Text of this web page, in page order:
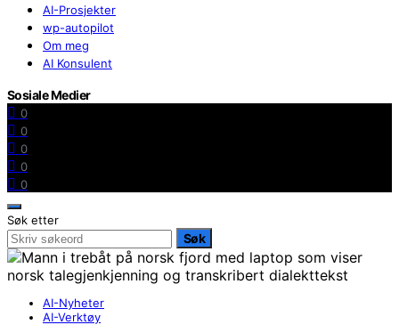
AI-Prosjekter
wp-autopilot
Om meg
AI Konsulent
Sosiale Medier
0
0
0
0
0
Søk etter
Søk
AI-Nyheter
AI-Verktøy